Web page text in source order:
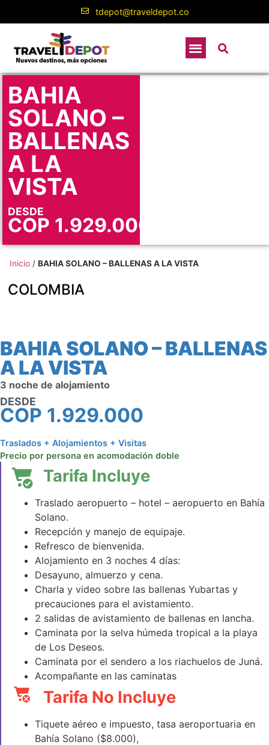
tdepot@traveldepot.co
BAHIA
SOLANO –
BALLENAS
A LA
VISTA
DESDE
COP 1.929.000
Inicio / BAHIA SOLANO – BALLENAS A LA VISTA
COLOMBIA
BAHIA SOLANO – BALLENAS
A LA VISTA
3 noche de alojamiento
DESDE
COP 1.929.000
Traslados + Alojamientos + Visitas
Precio por persona en acomodación doble
Tarifa Incluye
Traslado aeropuerto – hotel – aeropuerto en Bahía
Solano.
Recepción y manejo de equipaje.
Refresco de bienvenida.
Alojamiento en 3 noches 4 días:
Desayuno, almuerzo y cena.
Charla y video sobre las ballenas Yubartas y
precauciones para el avistamiento.
2 salidas de avistamiento de ballenas en lancha.
Caminata por la selva húmeda tropical a la playa
de Los Deseos.
Caminata por el sendero a los riachuelos de Juná.
Acompañante en las caminatas
Tarifa No Incluye
Tiquete aéreo e impuesto, tasa aeroportuaria en
Bahía Solano ($8.000),